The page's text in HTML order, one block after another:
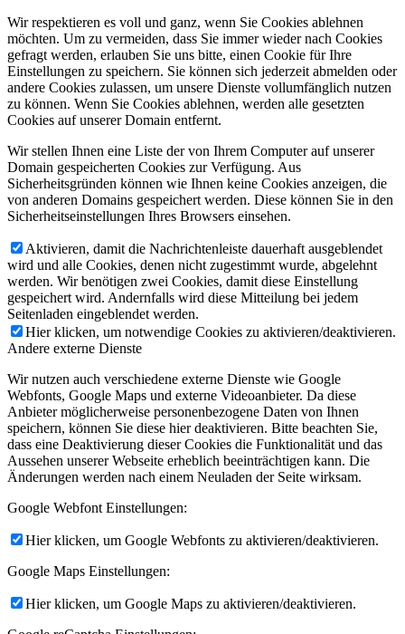
Wir respektieren es voll und ganz, wenn Sie Cookies ablehnen
möchten. Um zu vermeiden, dass Sie immer wieder nach Cookies
gefragt werden, erlauben Sie uns bitte, einen Cookie für Ihre
Einstellungen zu speichern. Sie können sich jederzeit abmelden oder
andere Cookies zulassen, um unsere Dienste vollumfänglich nutzen
zu können. Wenn Sie Cookies ablehnen, werden alle gesetzten
Cookies auf unserer Domain entfernt.
Wir stellen Ihnen eine Liste der von Ihrem Computer auf unserer
Domain gespeicherten Cookies zur Verfügung. Aus
Sicherheitsgründen können wie Ihnen keine Cookies anzeigen, die
von anderen Domains gespeichert werden. Diese können Sie in den
Sicherheitseinstellungen Ihres Browsers einsehen.
Aktivieren, damit die Nachrichtenleiste dauerhaft ausgeblendet
wird und alle Cookies, denen nicht zugestimmt wurde, abgelehnt
werden. Wir benötigen zwei Cookies, damit diese Einstellung
gespeichert wird. Andernfalls wird diese Mitteilung bei jedem
Seitenladen eingeblendet werden.
Hier klicken, um notwendige Cookies zu aktivieren/deaktivieren.
Andere externe Dienste
Wir nutzen auch verschiedene externe Dienste wie Google
Webfonts, Google Maps und externe Videoanbieter. Da diese
Anbieter möglicherweise personenbezogene Daten von Ihnen
speichern, können Sie diese hier deaktivieren. Bitte beachten Sie,
dass eine Deaktivierung dieser Cookies die Funktionalität und das
Aussehen unserer Webseite erheblich beeinträchtigen kann. Die
Änderungen werden nach einem Neuladen der Seite wirksam.
Google Webfont Einstellungen:
Hier klicken, um Google Webfonts zu aktivieren/deaktivieren.
Google Maps Einstellungen:
Hier klicken, um Google Maps zu aktivieren/deaktivieren.